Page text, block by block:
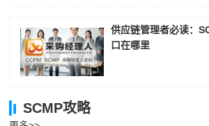
供应链管理者必读：
口在哪里
SCMP攻略